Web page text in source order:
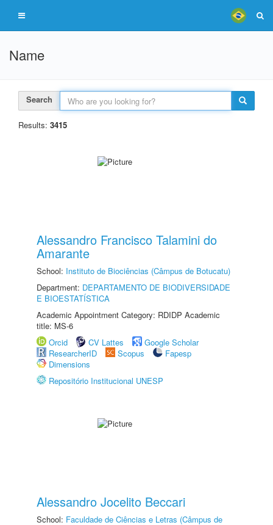
Name
Search
Results: 3415
Alessandro Francisco Talamini do
Amarante
School: Instituto de Biociências (Câmpus de Botucatu)
Department: DEPARTAMENTO DE BIODIVERSIDADE
E BIOESTATÍSTICA
Academic Appointment Category: RDIDP Academic
title: MS-6
Orcid
CV Lattes
Google Scholar
ResearcherID
Scopus
Fapesp
Dimensions
Repositório Institucional UNESP
Alessandro Jocelito Beccari
School: Faculdade de Ciências e Letras (Câmpus de